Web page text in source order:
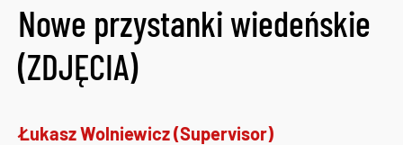
Nowe przystanki wiedeńskie
(ZDJĘCIA)
Łukasz Wolniewicz (Supervisor)